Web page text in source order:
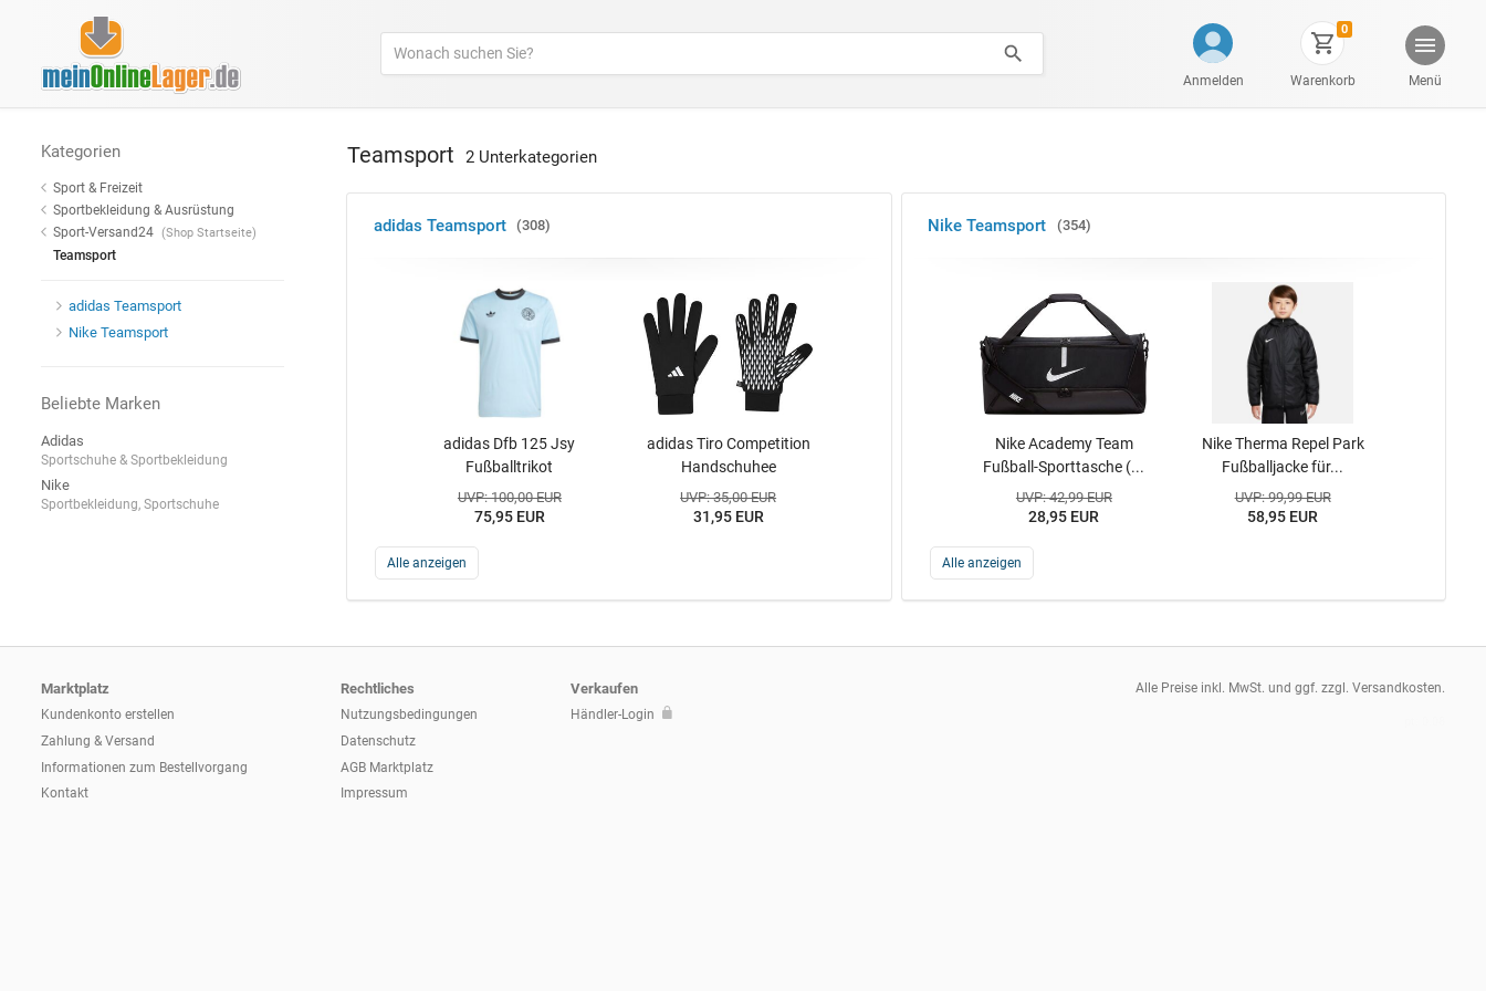
Anmelden
0
Warenkorb Menü
Kategorien
Sport & Freizeit
Sportbekleidung & Ausrüstung
Sport-Versand24 (Shop Startseite)
Teamsport
adidas Teamsport
Nike Teamsport
Beliebte Marken
Adidas
Sportschuhe & Sportbekleidung
Nike
Sportbekleidung, Sportschuhe
Teamsport 2 Unterkategorien
adidas Teamsport 308
adidas Dfb 125 Jsy
Fußballtrikot
UVP: 100,00 EUR
75,95 EUR
adidas Tiro Competition
Handschuhee
UVP: 35,00 EUR
31,95 EUR
Alle anzeigen
Nike Teamsport 354
Nike Academy Team
Fußball-Sporttasche (...
UVP: 42,99 EUR
28,95 EUR
Nike Therma Repel Park
Fußballjacke für...
UVP: 99,99 EUR
58,95 EUR
Alle anzeigen
Marktplatz
Kundenkonto erstellen
Zahlung & Versand
Informationen zum Bestellvorgang
Kontakt
Rechtliches
Nutzungsbedingungen
Datenschutz
AGB Marktplatz
Impressum
Verkaufen
Händler-Login
Alle Preise inkl. MwSt. und ggf. zzgl. Versandkosten.